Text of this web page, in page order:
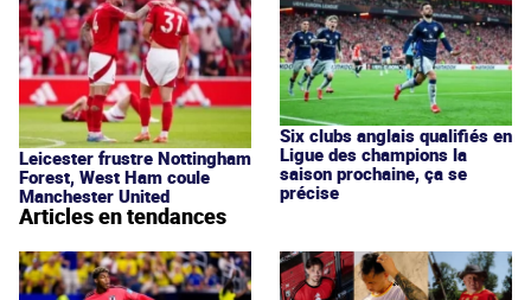
Leicester frustre Nottingham
Forest, West Ham coule
Manchester United
Six clubs anglais qualifiés en
Ligue des champions la
saison prochaine, ça se
précise
Articles en tendances